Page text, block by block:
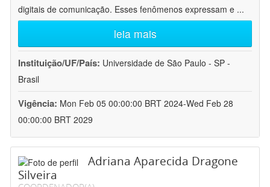
digitais de comunicação. Esses fenômenos expressam e ...
leia mais
Instituição/UF/País: Universidade de São Paulo - SP -
Brasil
Vigência: Mon Feb 05 00:00:00 BRT 2024-Wed Feb 28
00:00:00 BRT 2029
Adriana Aparecida Dragone
Silveira